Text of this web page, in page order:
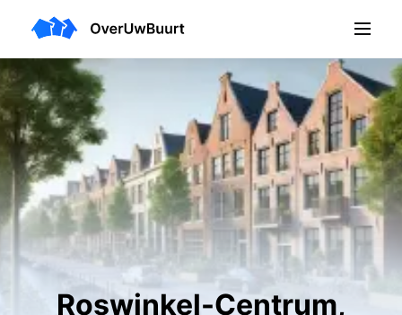
Roswinkel-Centrum,